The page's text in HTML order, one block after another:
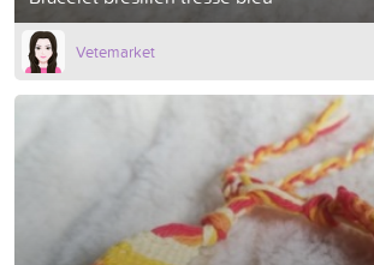
Vetemarket